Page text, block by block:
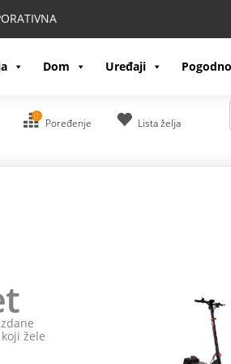
Dom Uređaji
0
Poređenje Lista želja
žele